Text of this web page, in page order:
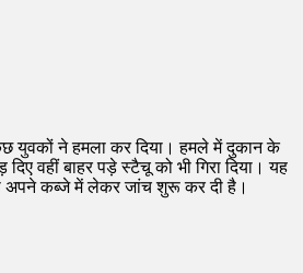
युवकों ने हमला कर दिया। हमले में दुकान के
वहीं बाहर पड़े स्टैचू को भी गिरा दिया। यह
अपने कब्जे में लेकर जांच शुरू कर दी है।